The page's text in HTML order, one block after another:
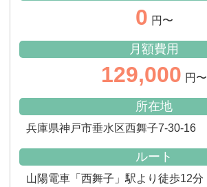
0 円〜
月額費用
129,000 円〜
所在地
兵庫県神戸市垂水区西舞子7-30-16
ルート
山陽電車「西舞子」駅より徒歩12分